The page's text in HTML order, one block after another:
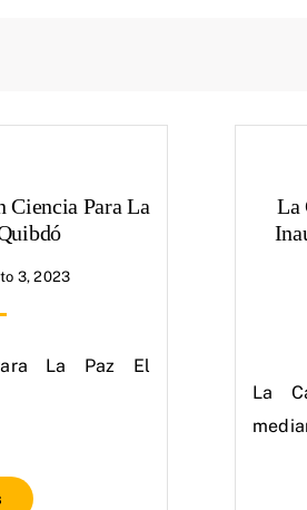
Ciencia Para La
3, 2023
La Paz El
La
La